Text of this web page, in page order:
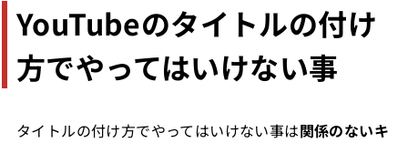
YouTubeのタイトルの付け
方でやってはいけない事
タイトルの付け方でやってはいけない事は関係のないキ